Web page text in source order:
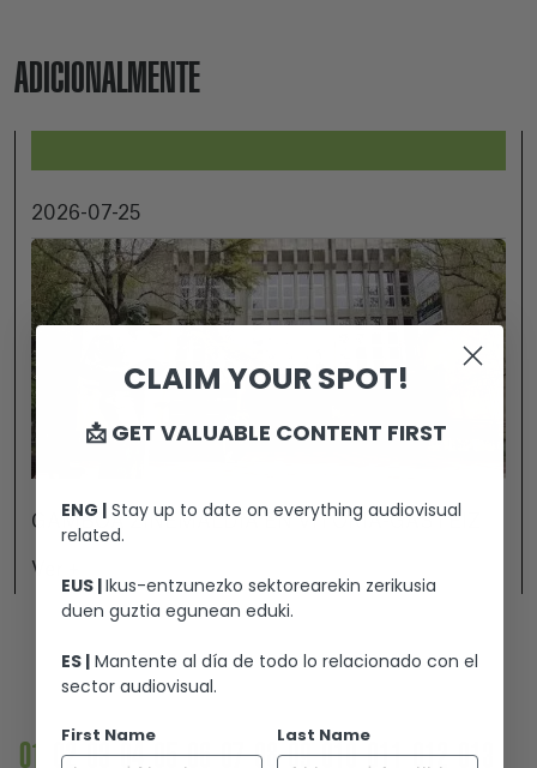
ADICIONALMENTE
2026-07-25
GAMBOA ZINEMALDIA EN VITORIA-GASTEIZ
Ver +
01 02 03 04 05 06 07 08 09 010 011 012 013
CLAIM YOUR SPOT!
📩 GET VALUABLE CONTENT FIRST
ENG | Stay up to date on everything audiovisual
related.
EUS |Ikus-entzunezko sektorearekin zerikusia
duen guztia egunean eduki.
ES | Mantente al día de todo lo relacionado con el
sector audiovisual.
First Name Last Name